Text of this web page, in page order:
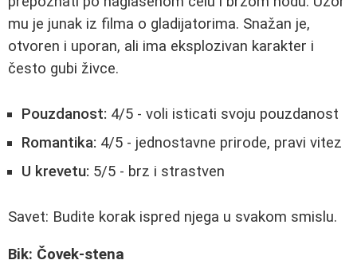
mu je junak iz filma o gladijatorima. Snažan je,
otvoren i uporan, ali ima eksplozivan karakter i
često gubi živce.
Pouzdanost: 4/5 - voli isticati svoju pouzdanost
Romantika: 4/5 - jednostavne prirode, pravi vitez
U krevetu: 5/5 - brz i strastven
Savet: Budite korak ispred njega u svakom smislu.
Bik: Čovek-stena